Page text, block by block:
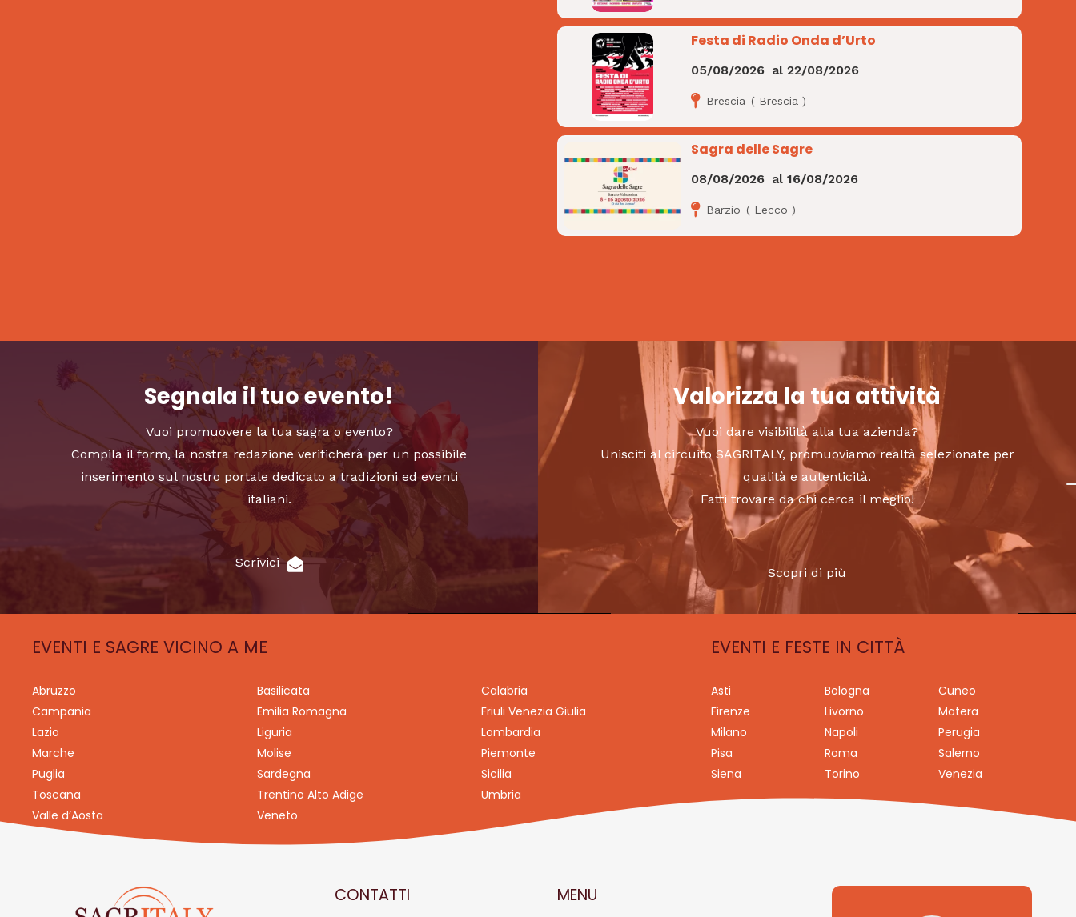
Festa di Radio Onda d’Urto
05/08/2026 al22/08/2026
Brescia ( Brescia )
Sagra delle Sagre
08/08/2026 al16/08/2026
Barzio ( Lecco )
Segnala il tuo evento!
Vuoi promuovere la tua sagra o evento?
Compila il form, la nostra redazione verificherà per un possibile
inserimento sul nostro portale dedicato a tradizioni ed eventi
italiani.
Scrivici
Valorizza la tua attività
Vuoi dare visibilità alla tua azienda?
Unisciti al circuito SAGRITALY, promuoviamo realtà selezionate per
qualità e autenticità.
Fatti trovare da chi cerca il meglio!
Scopri di più
EVENTI E SAGRE VICINO A ME
Abruzzo Basilicata
Calabria
Campania
Emilia Romagna
Friuli Venezia Giulia
Lazio
Liguria
Lombardia
Marche
Molise
Piemonte
Puglia
Sardegna
Sicilia
Toscana
Trentino Alto Adige
Umbria
Valle d’Aosta
Veneto
EVENTI E FESTE IN CITTÀ
Asti Bologna
Cuneo
Firenze
Livorno
Matera
Milano
Napoli
Perugia
Pisa
Roma
Salerno
Siena
Torino Venezia
CONTATTI MENU